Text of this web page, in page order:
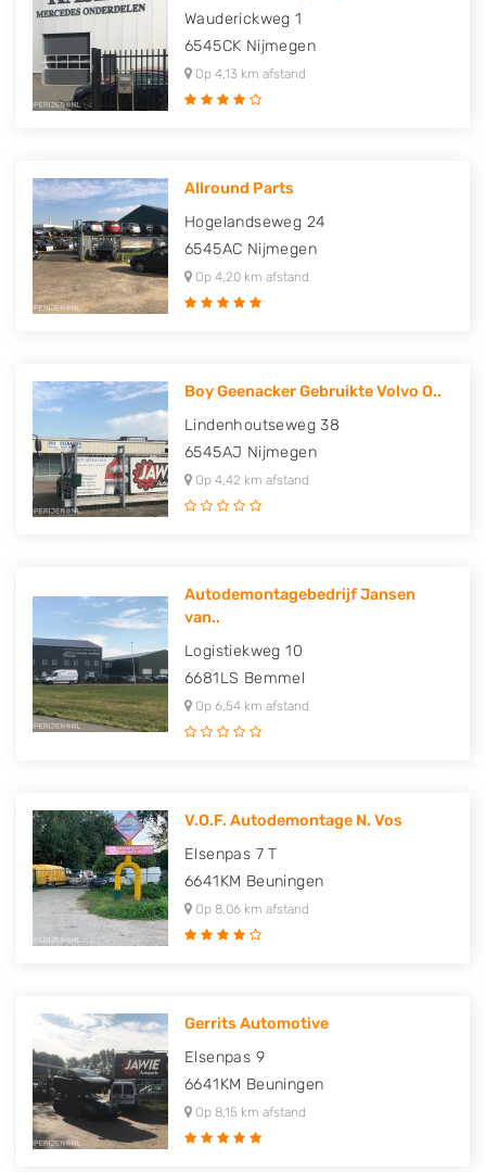
Wauderickweg 1
6545CK Nijmegen
Op 4,13 km afstand
Allround Parts
Hogelandseweg 24
6545AC Nijmegen
Op 4,20 km afstand
Boy Geenacker Gebruikte Volvo O..
Lindenhoutseweg 38
6545AJ Nijmegen
Op 4,42 km afstand
Autodemontagebedrijf Jansen
van..
Logistiekweg 10
6681LS Bemmel
Op 6,54 km afstand
V.O.F. Autodemontage N. Vos
Elsenpas 7 T
6641KM Beuningen
Op 8,06 km afstand
Gerrits Automotive
Elsenpas 9
6641KM Beuningen
Op 8,15 km afstand